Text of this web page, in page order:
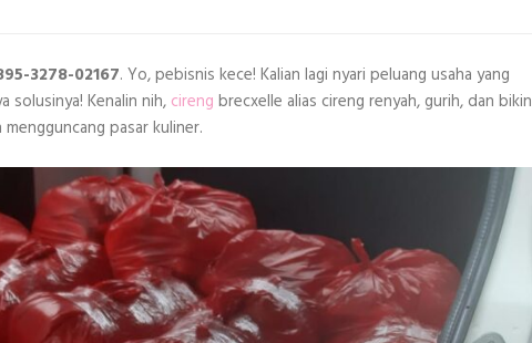
3278-02167. Yo, pebisnis kece! Kalian lagi nyari peluang usaha yang
solusinya! Kenalin nih, cireng brecxelle alias cireng renyah, gurih, dan bikin
pasar kuliner.